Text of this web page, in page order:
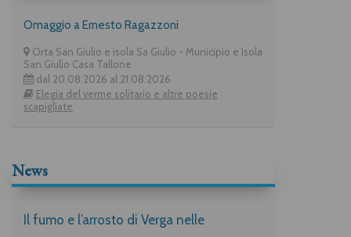
Omaggio a Ernesto Ragazzoni
Orta San Giulio e isola Sa Giulio - Municipio e Isola
San Giulio Casa Tallone
dal 20.08.2026 al 21.08.2026
Elegia del verme solitario e altre poesie
scapigliate
News
Il fumo e l’arrosto di Verga nelle